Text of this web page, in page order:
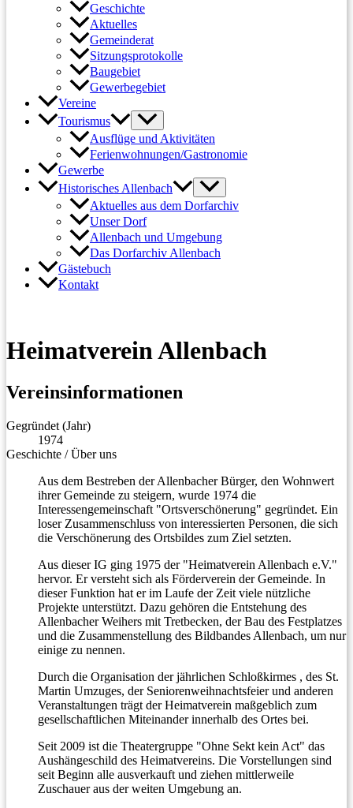
Geschichte
Aktuelles
Gemeinderat
Sitzungsprotokolle
Baugebiet
Gewerbegebiet
Vereine
Tourismus
Ausflüge und Aktivitäten
Ferienwohnungen/Gastronomie
Gewerbe
Historisches Allenbach
Aktuelles aus dem Dorfarchiv
Unser Dorf
Allenbach und Umgebung
Das Dorfarchiv Allenbach
Gästebuch
Kontakt
Heimatverein Allenbach
Vereinsinformationen
Gegründet (Jahr)
1974
Geschichte / Über uns
Aus dem Bestreben der Allenbacher Bürger, den Wohnwert
ihrer Gemeinde zu steigern, wurde 1974 die
Interessengemeinschaft "Ortsverschönerung" gegründet. Ein
loser Zusammenschluss von interessierten Personen, die sich
die Verschönerung des Ortsbildes zum Ziel setzten.
Aus dieser IG ging 1975 der "Heimatverein Allenbach e.V."
hervor. Er versteht sich als Förderverein der Gemeinde. In
dieser Funktion hat er im Laufe der Zeit viele nützliche
Projekte unterstützt. Dazu gehören die Entstehung des
Allenbacher Weihers mit Tretbecken, der Bau des Festplatzes
und die Zusammenstellung des Bildbandes Allenbach, um nur
einige zu nennen.
Durch die Organisation der jährlichen Schloßkirmes , des St.
Martin Umzuges, der Seniorenweihnachtsfeier und anderen
Veranstaltungen trägt der Heimatverein maßgeblich zum
gesellschaftlichen Miteinander innerhalb des Ortes bei.
Seit 2009 ist die Theatergruppe "Ohne Sekt kein Act" das
Aushängeschild des Heimatvereins. Die Vorstellungen sind
seit Beginn alle ausverkauft und ziehen mittlerweile
Zuschauer aus der weiten Umgebung an.